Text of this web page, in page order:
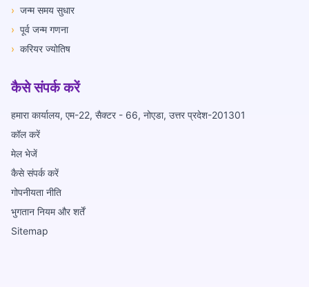
› जन्म समय सुधार
› पूर्व जन्म गणना
› करियर ज्योतिष
कैसे संपर्क करें
हमारा कार्यालय, एम-22, सैक्टर - 66, नोएडा, उत्तर प्रदेश-201301
कॉल करें
मेल भेजें
कैसे संपर्क करें
गोपनीयता नीति
भुगतान नियम और शर्तें
Sitemap